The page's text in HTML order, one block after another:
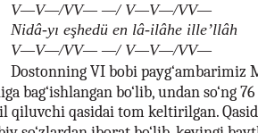
V—V—/VV— —/ V—V—/VV—
Nidâ-yı eşhedü en lâ-ilâhe ille’llâh
V—V—/VV— —/ V—V—/VV—
Dostonning VI bobi payg‘ambarimiz
bag‘ishlangan bo‘lib, undan so‘ng
qiluvchi qasidai tom keltirilgan.